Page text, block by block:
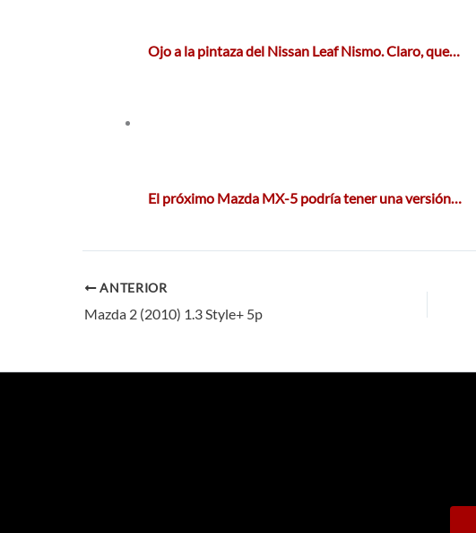
Ojo a la pintaza del Nissan Leaf Nismo. Claro, que…
El próximo Mazda MX-5 podría tener una versión…
ANTERIOR
Mazda 2 (2010) 1.3 Style+ 5p